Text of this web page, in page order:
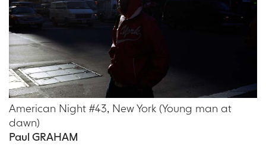
American Night #43, New York (Young man at
dawn)
Paul GRAHAM